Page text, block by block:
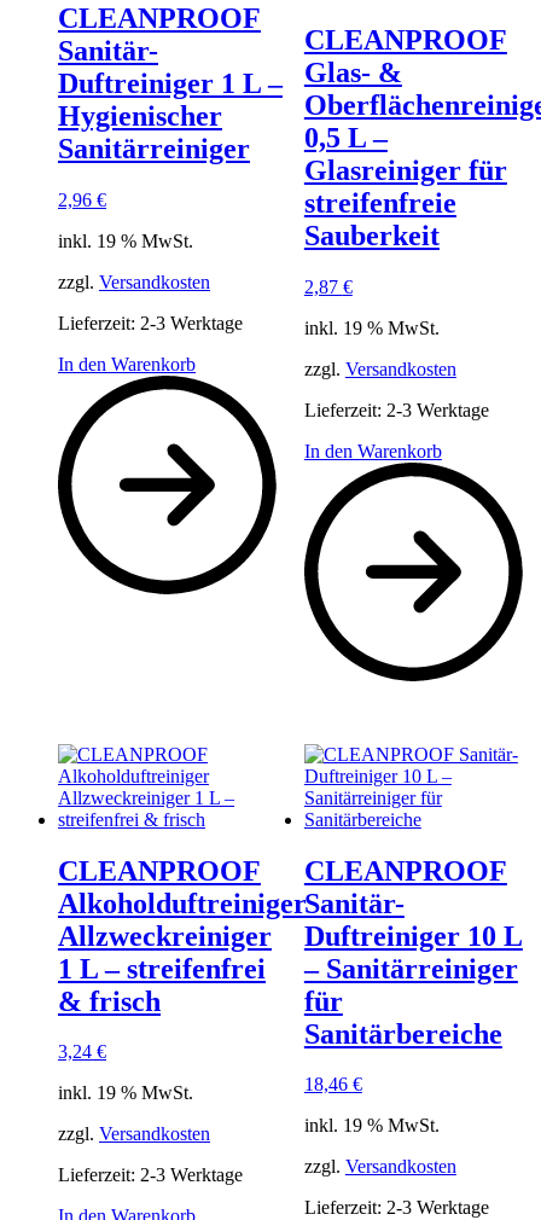
CLEANPROOF
Sanitär-
Duftreiniger 1 L –
Hygienischer
Sanitärreiniger
2,96 €
inkl. 19 % MwSt.
zzgl. Versandkosten
Lieferzeit: 2-3 Werktage
In den Warenkorb
CLEANPROOF
Glas- &
0,5 L –
Glasreiniger für
streifenfreie
Sauberkeit
2,87 €
inkl. 19 % MwSt.
zzgl. Versandkosten
Lieferzeit: 2-3 Werktage
In den Warenkorb
CLEANPROOF
Alkoholduftreiniger
Allzweckreiniger
1 L – streifenfrei
& frisch
3,24 €
inkl. 19 % MwSt.
zzgl. Versandkosten
Lieferzeit: 2-3 Werktage
CLEANPROOF
Sanitär-
Duftreiniger 10 L
– Sanitärreiniger
für
Sanitärbereiche
18,46 €
inkl. 19 % MwSt.
zzgl. Versandkosten
Lieferzeit: 2-3 Werktage